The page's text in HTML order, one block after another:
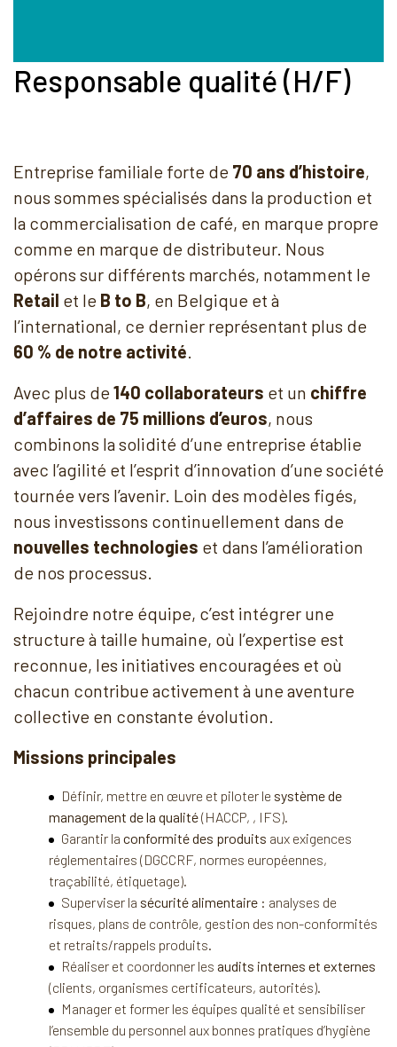
Responsable qualité (H/F)
Entreprise familiale forte de 70 ans d’histoire,
nous sommes spécialisés dans la production et
la commercialisation de café, en marque propre
comme en marque de distributeur. Nous
opérons sur différents marchés, notamment le
Retail et le B to B, en Belgique et à
l’international, ce dernier représentant plus de
60 % de notre activité.
Avec plus de140 collaborateurs et un chiffre
d’affaires de 75 millions d’euros, nous
combinons la solidité d’une entreprise établie
avec l’agilité et l’esprit d’innovation d’une société
tournée vers l’avenir. Loin des modèles figés,
nous investissons continuellement dans de
nouvelles technologies et dans l’amélioration
de nos processus.
Rejoindre notre équipe, c’est intégrer une
structure à taille humaine, où l’expertise est
reconnue, les initiatives encouragées et où
chacun contribue activement à une aventure
collective en constante évolution.
Missions principales
Définir, mettre en œuvre et piloter le système de
management de la qualité(HACCP, , IFS).
Garantir la conformité des produits aux exigences
réglementaires (DGCCRF, normes européennes,
traçabilité, étiquetage).
Superviser la sécurité alimentaire : analyses de
risques, plans de contrôle, gestion des non-conformités
et retraits/rappels produits.
Réaliser et coordonner les audits internes et externes
(clients, organismes certificateurs, autorités).
Manager et former les équipes qualité et sensibiliser
l’ensemble du personnel aux bonnes pratiques d’hygiène